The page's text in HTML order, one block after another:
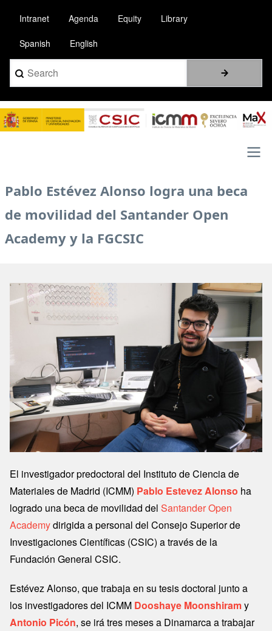
contenido
principal
Intranet Agenda Equity Library
Spanish English
Search
Image
Main
Pablo Estévez Alonso logra una beca
de movilidad del Santander Open
Academy y la FGCSIC
Image
El investigador predoctoral del Instituto de Ciencia de
Materiales de Madrid (ICMM) Pablo Estevez Alonso ha
logrado una beca de movilidad del Santander Open
Academydirigida a personal del Consejo Superior de
Investigaciones Científicas (CSIC) a través de la
Fundación General CSIC.
Estévez Alonso, que trabaja en su tesis doctoral junto a
los investigadores del ICMM Dooshaye Moonshiramy
Antonio Picón, se irá tres meses a Dinamarca a trabajar